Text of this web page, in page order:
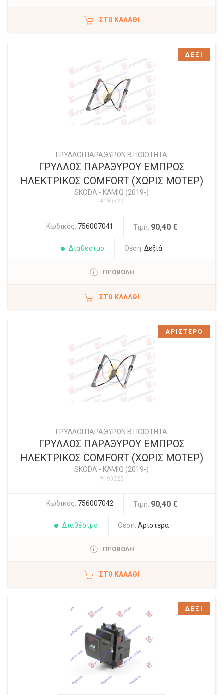
ΣΤΟ ΚΑΛΆΘΙ
ΓΡΥΛΛΟΙ ΠΑΡΑΘΥΡΩΝ Β ΠΟΙΟΤΗΤΑ
ΓΡΥΛΛΟΣ ΠΑΡΑΘΥΡΟΥ ΕΜΠΡΟΣ
ΗΛΕΚΤΡΙΚΟΣ COMFORT (ΧΩΡΙΣ ΜΟΤΕΡ)
SKODA - KAMIQ (2019-)
#190523
Κωδικός: 756007041 Τιμή: 90,40 €
Διαθέσιμο Θέση: Δεξιά
ΠΡΟΒΟΛΗ
ΣΤΟ ΚΑΛΆΘΙ
ΔΕΞΙ
ΓΡΥΛΛΟΙ ΠΑΡΑΘΥΡΩΝ Β ΠΟΙΟΤΗΤΑ
ΓΡΥΛΛΟΣ ΠΑΡΑΘΥΡΟΥ ΕΜΠΡΟΣ
ΗΛΕΚΤΡΙΚΟΣ COMFORT (ΧΩΡΙΣ ΜΟΤΕΡ)
SKODA - KAMIQ (2019-)
#190525
Κωδικός: 756007042 Τιμή: 90,40 €
Διαθέσιμο Θέση: Αριστερά
ΠΡΟΒΟΛΗ
ΣΤΟ ΚΑΛΆΘΙ
ΑΡΙΣΤΕΡΟ
ΔΕΞΙ